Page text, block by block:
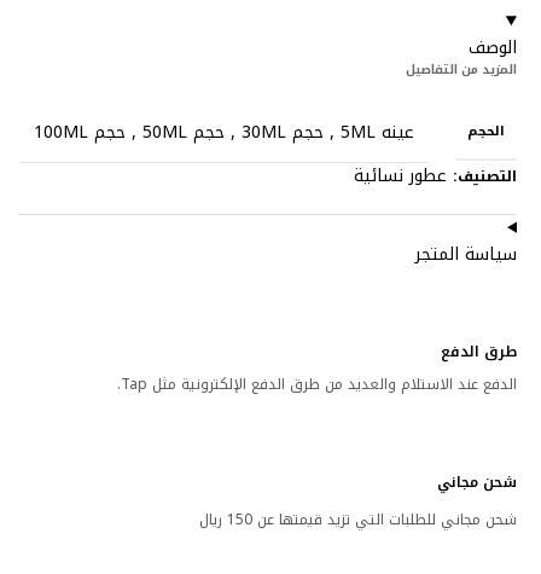
الوصف
المزيد من التفاصيل
الحجم عينه 5ML , حجم 30ML , حجم 50ML , حجم 100ML
التصنيف: عطور نسائية
سياسة المتجر
طرق الدفع
الدفع عند الاستلام والعديد من طرق الدفع الإلكترونية مثل Tap.
شحن مجاني
شحن مجاني للطلبات التي تزيد قيمتها عن 150 ريال